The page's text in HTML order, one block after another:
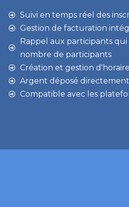
Suivi en temps réel des
Gestion de facturation
Rappel aux participants
nombre de participants
Création et gestion
Argent déposé
Compatible avec les